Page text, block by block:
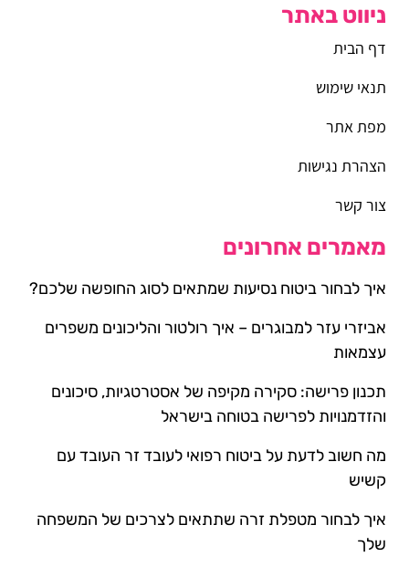
ניווט באתר
דף הבית
תנאי שימוש
מפת אתר
הצהרת נגישות
צור קשר
מאמרים אחרונים
איך לבחור ביטוח נסיעות שמתאים לסוג החופשה שלכם?
אביזרי עזר למבוגרים – איך רולטור והליכונים משפרים
עצמאות
תכנון פרישה: סקירה מקיפה של אסטרטגיות, סיכונים
והזדמנויות לפרישה בטוחה בישראל
מה חשוב לדעת על ביטוח רפואי לעובד זר העובד עם
קשיש
איך לבחור מטפלת זרה שתתאים לצרכים של המשפחה
שלך